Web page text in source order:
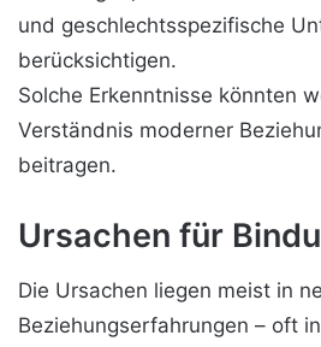
und geschlechtsspezifische
berücksichtigen.
Solche Erkenntnisse könnten
Verständnis moderner
beitragen.
Ursachen für
Die Ursachen liegen meist in
Beziehungserfahrungen – oft